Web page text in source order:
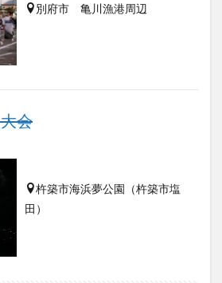
別府市 亀川漁港周辺
会
杵築市海浜夢公園（杵築市塩
田）